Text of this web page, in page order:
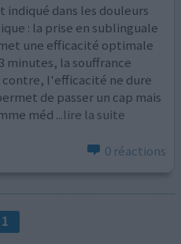
indiqué dans les douleurs
: la prise en sublinguale
une efficacité optimale
minutes, la souffrance
contre, l'efficacité ne dure
de passer un cap mais
méd ...lire la suite
0 réactions
1